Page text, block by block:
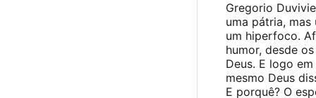
Gregorio
uma pátria, mas
um hiperfoco.
humor, desde
Deus. E logo
mesmo Deus
E porquê? O